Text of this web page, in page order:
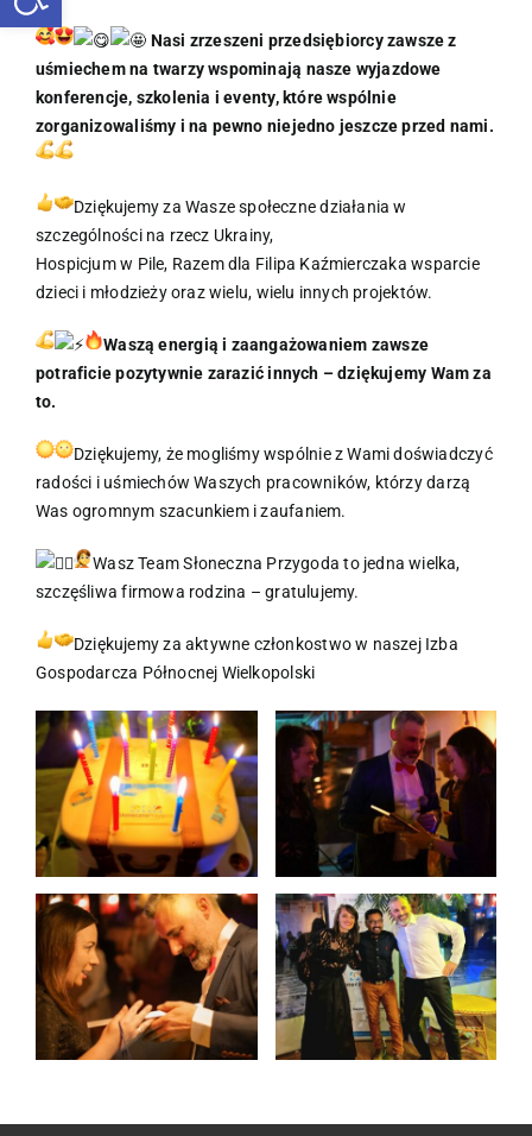
Nasi zrzeszeni przedsiębiorcy zawsze z
uśmiechem na twarzy wspominają nasze wyjazdowe
konferencje, szkolenia i eventy, które wspólnie
zorganizowaliśmy i na pewno niejedno jeszcze przed nami.
Dziękujemy za Wasze społeczne działania w
szczególności na rzecz Ukrainy,
Hospicjum w Pile, Razem dla Filipa Kaźmierczaka wsparcie
dzieci i młodzieży oraz wielu, wielu innych projektów.
Waszą energią i zaangażowaniem zawsze
potraficie pozytywnie zarazić innych – dziękujemy Wam za
to.
Dziękujemy, że mogliśmy wspólnie z Wami doświadczyć
radości i uśmiechów Waszych pracowników, którzy darzą
Was ogromnym szacunkiem i zaufaniem.
Wasz Team Słoneczna Przygoda to jedna wielka,
szczęśliwa firmowa rodzina – gratulujemy.
Dziękujemy za aktywne członkostwo w naszej Izba
Gospodarcza Północnej Wielkopolski